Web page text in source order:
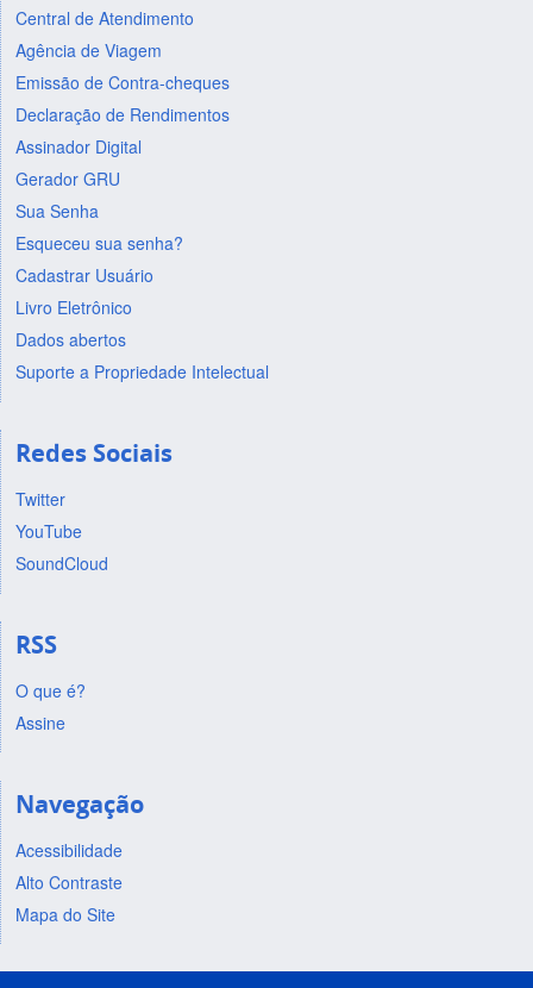
Central de Atendimento
Agência de Viagem
Emissão de Contra-cheques
Declaração de Rendimentos
Assinador Digital
Gerador GRU
Sua Senha
Esqueceu sua senha?
Cadastrar Usuário
Livro Eletrônico
Dados abertos
Suporte a Propriedade Intelectual
Redes Sociais
Twitter
YouTube
SoundCloud
RSS
O que é?
Assine
Navegação
Acessibilidade
Alto Contraste
Mapa do Site